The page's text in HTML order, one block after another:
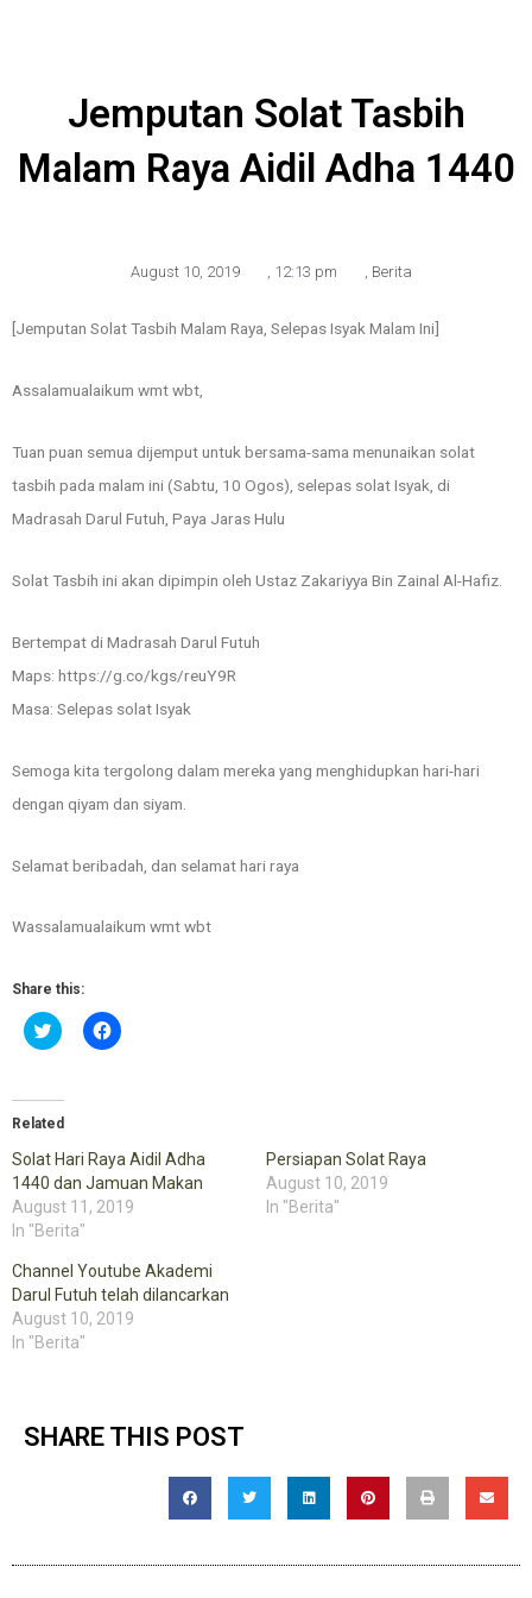
Jemputan Solat Tasbih
Malam Raya Aidil Adha 1440
August 10, 2019 12:13 pm Berita
[Jemputan Solat Tasbih Malam Raya, Selepas Isyak Malam Ini]
Assalamualaikum wmt wbt,
Tuan puan semua dijemput untuk bersama-sama menunaikan solat
tasbih pada malam ini (Sabtu, 10 Ogos), selepas solat Isyak, di
Madrasah Darul Futuh, Paya Jaras Hulu
Solat Tasbih ini akan dipimpin oleh Ustaz Zakariyya Bin Zainal Al-Hafiz.
Bertempat di Madrasah Darul Futuh
Maps: https://g.co/kgs/reuY9R
Masa: Selepas solat Isyak
Semoga kita tergolong dalam mereka yang menghidupkan hari-hari
dengan qiyam dan siyam.
Selamat beribadah, dan selamat hari raya
Wassalamualaikum wmt wbt
Share this:
Click
to
(Opens
in
window)
Click
to
window)
Related
Solat Hari Raya Aidil Adha
1440 dan Jamuan Makan
August 11, 2019
In "Berita"
Persiapan Solat Raya
August 10, 2019
In "Berita"
Channel Youtube Akademi
Darul Futuh telah dilancarkan
August 10, 2019
In "Berita"
SHARE THIS POST